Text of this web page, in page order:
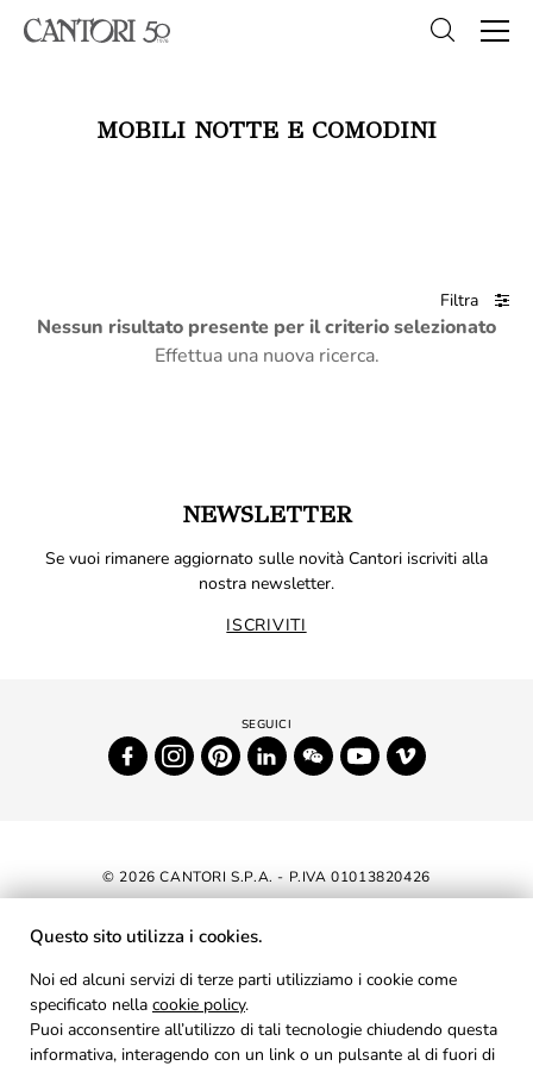
MOBILI NOTTE E COMODINI
Filtra
Nessun risultato presente per il criterio selezionato
Effettua una nuova ricerca.
NEWSLETTER
Se vuoi rimanere aggiornato sulle novità Cantori iscriviti alla
nostra newsletter.
ISCRIVITI
© 2026 CANTORI S.P.A. - P.IVA 01013820426
DICHIARAZIONE DI ACCESSIBILITÀ
AREA RISERVATA
PRIVACY
Questo sito utilizza i cookies.
Noi ed alcuni servizi di terze parti utilizziamo i cookie come
specificato nella cookie policy.
Puoi acconsentire all’utilizzo di tali tecnologie chiudendo questa
informativa, interagendo con un link o un pulsante al di fuori di